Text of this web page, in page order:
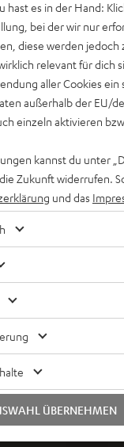
Bluetooth mit AAC
sowie
gesteuert
hohe Reparier- und
hast es in der Hand:
bei der wir nur
diese werden jedoch
relevant für dich
aller Cookies
außerhalb der EU/
einzeln aktivieren
kannst du unter
Zukunft widerrufen.
und das
ÜBERNEHMEN